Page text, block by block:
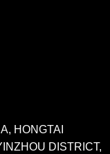
HONGTAI
DISTRICT,